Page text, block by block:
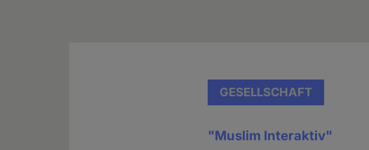
GESELLSCHAFT
"Muslim Interaktiv"